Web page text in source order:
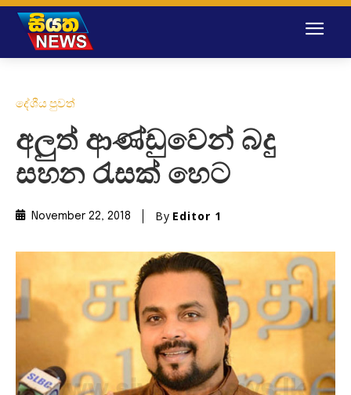
දේශීය පුවත්
අලුත් ආණ්ඩුවෙන් බදු
සහන රැසක් හෙට
November 22, 2018 By Editor 1